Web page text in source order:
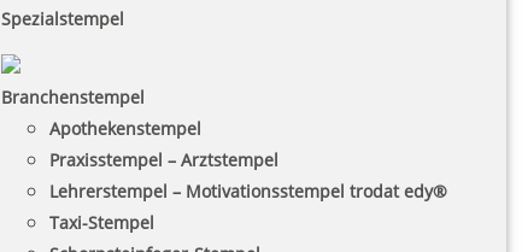
Spezialstempel
Branchenstempel
Apothekenstempel
Praxisstempel – Arztstempel
Lehrerstempel – Motivationsstempel trodat edy®
Taxi-Stempel